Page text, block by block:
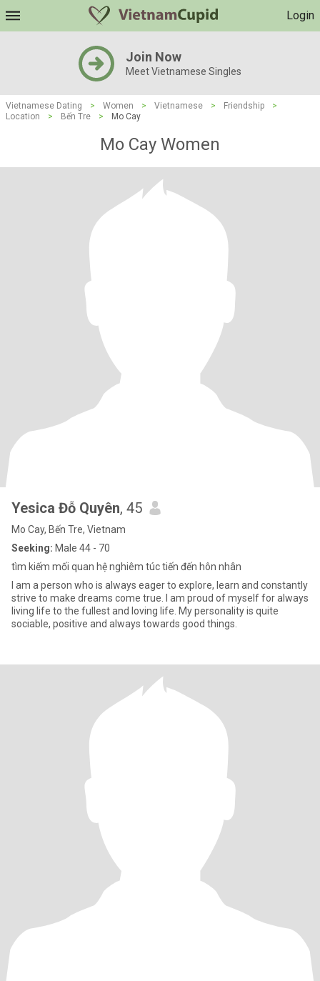
Login
Join Now
Meet Vietnamese Singles
Vietnamese Dating > Women > Vietnamese > Friendship
>
Location
> Bến Tre > Mo Cay
Mo Cay Women
Yesica Đỗ Quyên, 45
Mo Cay, Bến Tre, Vietnam
Seeking: Male 44 - 70
tìm kiếm mối quan hệ nghiêm túc tiến đến hôn nhân
I am a person who is always eager to explore, learn and constantly
strive to make dreams come true. I am proud of myself for always
living life to the fullest and loving life. My personality is quite
sociable, positive and always towards good things.